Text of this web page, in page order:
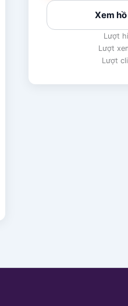
Xem
Lượt
Lượt
Lượt